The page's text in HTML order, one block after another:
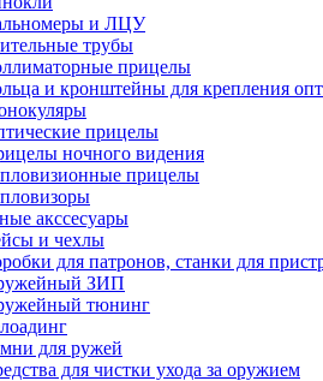
и ЛЦУ
трубы
прицелы
и кронштейны для крепления
прицелы
ночного видения
прицелы
акссесуары
и чехлы
для патронов, станки для
ЗИП
тюнинг
для ружей
для чистки ухода за оружием